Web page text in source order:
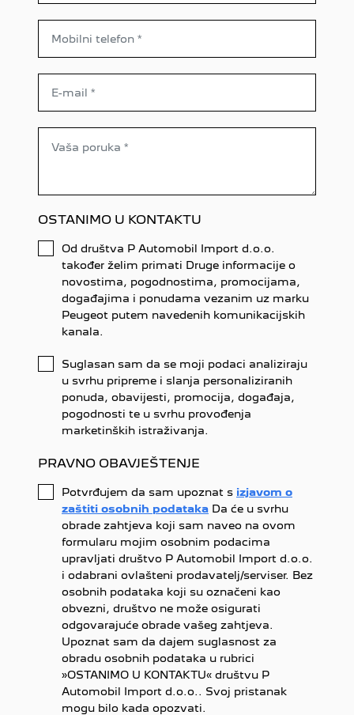
OSTANIMO U KONTAKTU
Od društva P Automobil Import d.o.o.
također želim primati Druge informacije o
novostima, pogodnostima, promocijama,
događajima i ponudama vezanim uz marku
Peugeot putem navedenih komunikacijskih
kanala.
Suglasan sam da se moji podaci analiziraju
u svrhu pripreme i slanja personaliziranih
ponuda, obavijesti, promocija, događaja,
pogodnosti te u svrhu provođenja
marketinških istraživanja.
PRAVNO OBAVJEŠTENJE
Potvrđujem da sam upoznat s izjavom o
zaštiti osobnih podataka Da će u svrhu
obrade zahtjeva koji sam naveo na ovom
formularu mojim osobnim podacima
upravljati društvo P Automobil Import d.o.o.
i odabrani ovlašteni prodavatelj/serviser. Bez
osobnih podataka koji su označeni kao
obvezni, društvo ne može osigurati
odgovarajuće obrade vašeg zahtjeva.
Upoznat sam da dajem suglasnost za
obradu osobnih podataka u rubrici
»OSTANIMO U KONTAKTU« društvu P
Automobil Import d.o.o.. Svoj pristanak
mogu bilo kada opozvati.